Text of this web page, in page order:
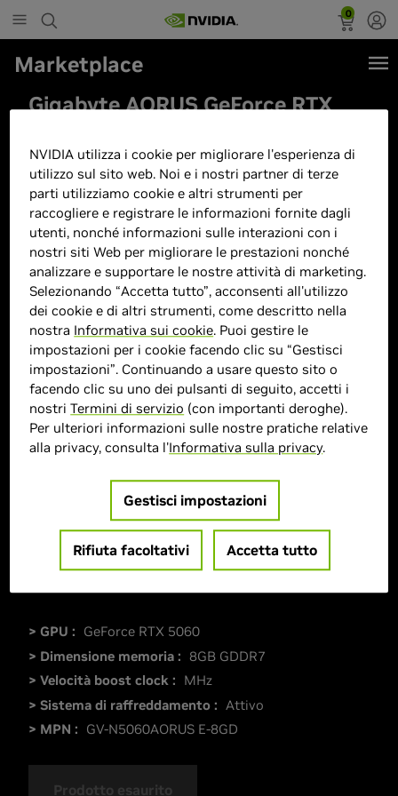
0
Marketplace
Gigabyte AORUS GeForce RTX
8GB GDDR7, 128bit, PCI-E 5.0,
2722 MHz Frequenza core, 3 x
DisplayPort, 1 x HDMI, GV-
N5060AORUS E-8GD
> GPU : GeForce RTX 5060
> Dimensione memoria : 8GB GDDR7
> Velocità boost clock : MHz
> Sistema di raffreddamento : Attivo
> MPN : GV-N5060AORUS E-8GD
Prodotto esaurito
NVIDIA utilizza i cookie per migliorare l'esperienza di
utilizzo sul sito web. Noi e i nostri partner di terze
parti utilizziamo cookie e altri strumenti per
raccogliere e registrare le informazioni fornite dagli
utenti, nonché informazioni sulle interazioni con i
nostri siti Web per migliorare le prestazioni nonché
analizzare e supportare le nostre attività di marketing.
Selezionando “Accetta tutto”, acconsenti all'utilizzo
dei cookie e di altri strumenti, come descritto nella
nostra Informativa sui cookie. Puoi gestire le
impostazioni per i cookie facendo clic su “Gestisci
impostazioni”. Continuando a usare questo sito o
facendo clic su uno dei pulsanti di seguito, accetti i
nostriTermini di servizio (con importanti deroghe).
Per ulteriori informazioni sulle nostre pratiche relative
alla privacy, consulta l'Informativa sulla privacy.
Gestisci impostazioni
Rifiuta facoltativi Accetta tutto